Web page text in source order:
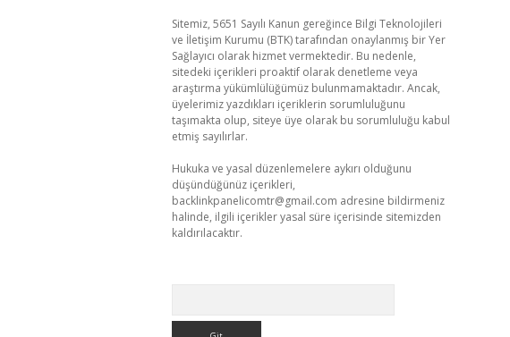
Sitemiz, 5651 Sayılı Kanun gereğince Bilgi Teknolojileri
ve İletişim Kurumu (BTK) tarafından onaylanmış bir Yer
Sağlayıcı olarak hizmet vermektedir. Bu nedenle,
sitedeki içerikleri proaktif olarak denetleme veya
araştırma yükümlülüğümüz bulunmamaktadır. Ancak,
üyelerimiz yazdıkları içeriklerin sorumluluğunu
taşımakta olup, siteye üye olarak bu sorumluluğu kabul
etmiş sayılırlar.
Hukuka ve yasal düzenlemelere aykırı olduğunu
düşündüğünüz içerikleri,
backlinkpanelicomtr@gmail.com adresine bildirmeniz
halinde, ilgili içerikler yasal süre içerisinde sitemizden
kaldırılacaktır.